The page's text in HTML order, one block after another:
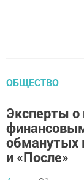
ОБЩЕСТВО
Эксперты о
обманутых
и «После»